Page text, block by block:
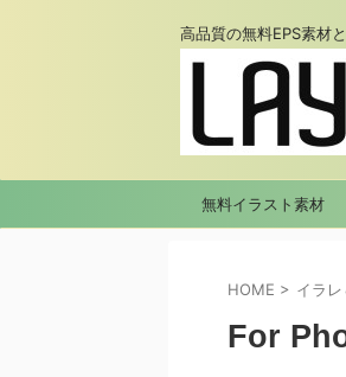
高品質の無料EPS素材
無料イラスト素材
HOME > イラレ
For